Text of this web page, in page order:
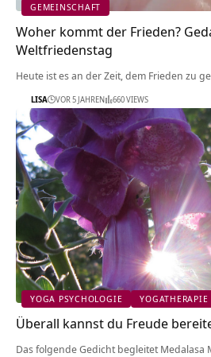
GEMEINSCHAFT
Woher kommt der Frieden?
Weltfriedenstag
Heute ist es an der Zeit, dem Frieden zu
LISA VOR 5 JAHREN 660 VIEWS
YOGA PSYCHOLOGIE YOGATHERAPIE
Überall kannst du Freude
Das folgende Gedicht begleitet Medalasa